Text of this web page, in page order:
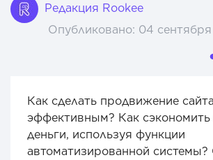
Редакция Rookee
Опубликовано: 04 сентября
Как сделать продвижение
эффективным? Как
деньги, используя функции
автоматизированной системы?